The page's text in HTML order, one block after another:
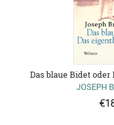
Das blaue Bidet
JOSEPH